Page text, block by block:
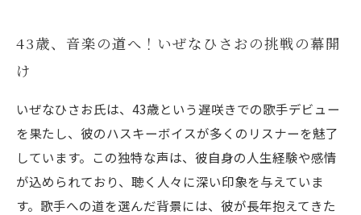
43歳、音楽の道へ！いぜなひさおの挑戦の幕開
け
いぜなひさお氏は、43歳という遅咲きでの歌手デビュー
を果たし、彼のハスキーボイスが多くのリスナーを魅了
しています。この独特な声は、彼自身の人生経験や感情
が込められており、聴く人々に深い印象を与えていま
す。歌手への道を選んだ背景には、彼が長年抱えてきた